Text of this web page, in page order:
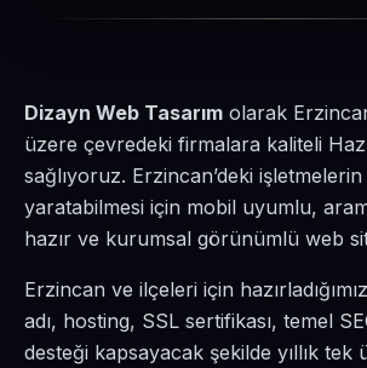
Dizayn Web Tasarım olarak
üzere çevredeki firmalara kaliteli
sağlıyoruz. Erzincan’deki
yaratabilmesi için mobil uyumlu,
hazır ve kurumsal görünümlü web
Erzincan ve ilçeleri için
adı, hosting, SSL sertifikası, temel
desteği kapsayacak şekilde yıllık tek